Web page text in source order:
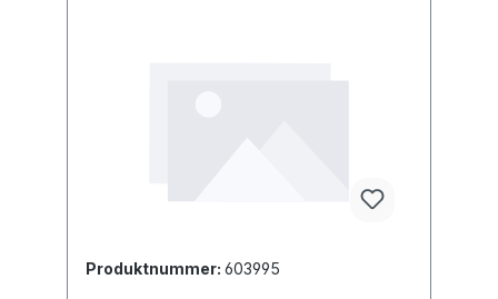
Produktnummer: 603995